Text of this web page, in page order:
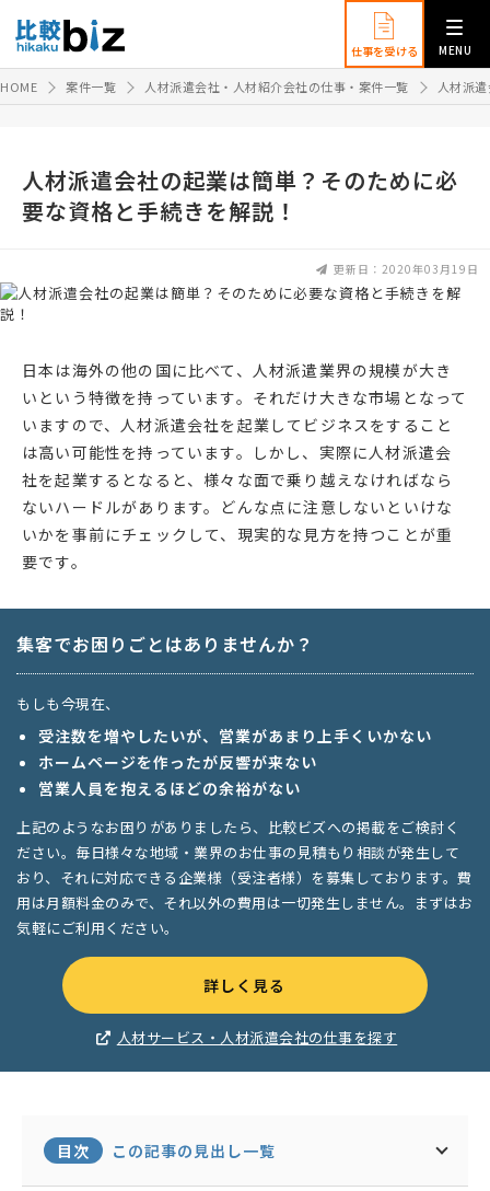
仕事を受ける MENU
HOME 案件一覧 人材派遣会社・人材紹介会社の仕事・案件一覧 人材派
人材派遣会社の起業は簡単？そのために必
要な資格と手続きを解説！
更新日：2020年03月19日
日本は海外の他の国に比べて、人材派遣業界の規模が大き
いという特徴を持っています。それだけ大きな市場となって
いますので、人材派遣会社を起業してビジネスをすること
は高い可能性を持っています。しかし、実際に人材派遣会
社を起業するとなると、様々な面で乗り越えなければなら
ないハードルがあります。どんな点に注意しないといけな
いかを事前にチェックして、現実的な見方を持つことが重
要です。
集客でお困りごとはありませんか？
もしも今現在、
受注数を増やしたいが、営業があまり上手くいかない
ホームページを作ったが反響が来ない
営業人員を抱えるほどの余裕がない
上記のようなお困りがありましたら、比較ビズへの掲載をご検討く
ださい。毎日様々な地域・業界のお仕事の見積もり相談が発生して
おり、それに対応できる企業様（受注者様）を募集しております。費
用は月額料金のみで、それ以外の費用は一切発生しません。まずはお
気軽にご利用ください。
詳しく見る
人材サービス・人材派遣会社の仕事を探す
目次 この記事の見出し一覧